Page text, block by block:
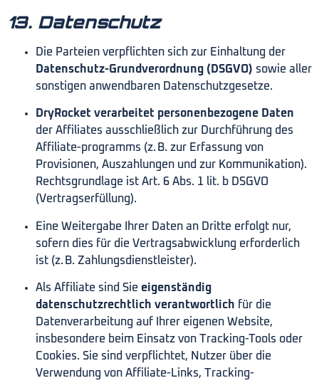
13. Datenschutz
Die Parteien verpflichten sich zur Einhaltung der
Datenschutz-Grundverordnung (DSGVO) sowie aller
sonstigen anwendbaren Datenschutzgesetze.
DryRocket verarbeitet personenbezogene Daten
der Affiliates ausschließlich zur Durchführung des
Affiliate-programms (z. B. zur Erfassung von
Provisionen, Auszahlungen und zur Kommunikation).
Rechtsgrundlage ist Art. 6 Abs. 1 lit. b DSGVO
(Vertragserfüllung).
Eine Weitergabe Ihrer Daten an Dritte erfolgt nur,
sofern dies für die Vertragsabwicklung erforderlich
ist (z. B. Zahlungsdienstleister).
Als Affiliate sind Sie eigenständig
datenschutzrechtlich verantwortlich für die
Datenverarbeitung auf Ihrer eigenen Website,
insbesondere beim Einsatz von Tracking-Tools oder
Cookies. Sie sind verpflichtet, Nutzer über die
Verwendung von Affiliate-Links, Tracking-